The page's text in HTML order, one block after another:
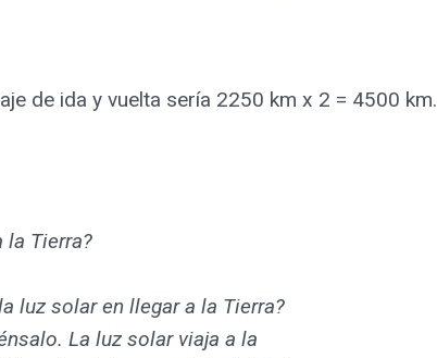
de ida y vuelta sería 2250 km x 2 = 4500 km.
la Tierra?
luz solar en llegar a la Tierra?
La luz solar viaja a la